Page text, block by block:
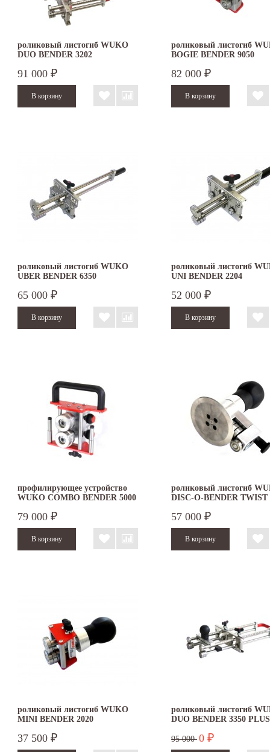
роликовый листогиб WUKO
DUO BENDER 3202
91 000 ₽
роликовый листогиб
BOGIE BENDER 9050
82 000 ₽
роликовый листогиб WUKO
UBER BENDER 6350
65 000 ₽
роликовый листогиб
UNI BENDER 2204
52 000 ₽
профилирующее устройство
WUKO COMBO BENDER 5000
79 000 ₽
роликовый листогиб
DISC-O-BENDER TWIST
57 000 ₽
роликовый листогиб WUKO
MINI BENDER 2020
37 500 ₽
роликовый листогиб
DUO BENDER 3350 PLUS
95 000 0 ₽